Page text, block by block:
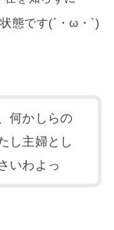
態です(´・ω・`)
何かしらの
し主婦とし
いわよっ